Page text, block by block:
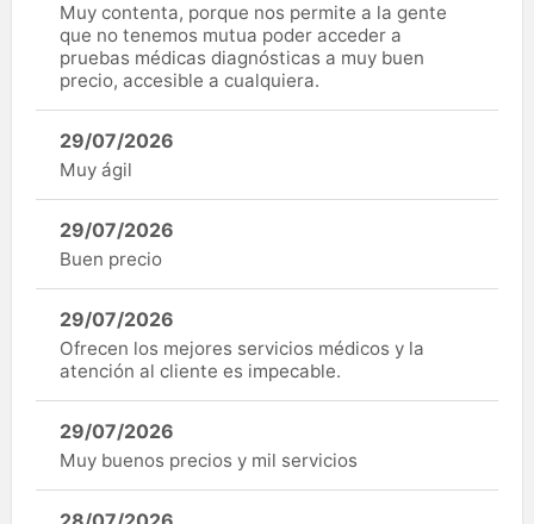
Muy contenta, porque nos permite a la gente
que no tenemos mutua poder acceder a
pruebas médicas diagnósticas a muy buen
precio, accesible a cualquiera.
29/07/2026
Muy ágil
29/07/2026
Buen precio
29/07/2026
Ofrecen los mejores servicios médicos y la
atención al cliente es impecable.
29/07/2026
Muy buenos precios y mil servicios